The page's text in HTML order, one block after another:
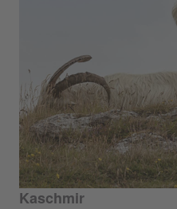
Kaschmir